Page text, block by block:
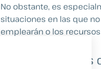
No obstante, es
situaciones en las que
emplearán o los
¿Qué